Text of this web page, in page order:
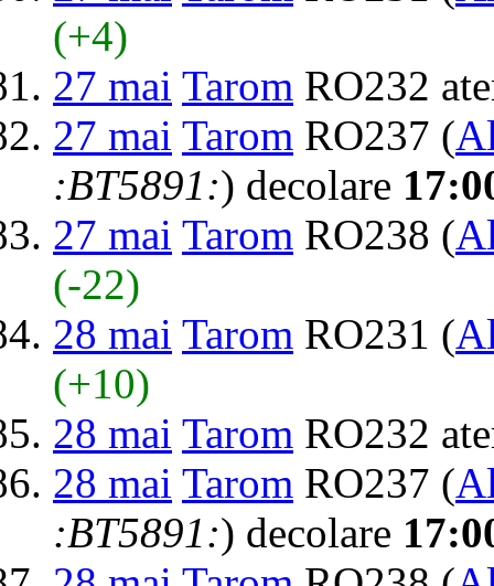
(+4)
27 mai Tarom RO232
27 mai Tarom RO237 (
:BT5891:) decolare
27 mai Tarom RO238 (
(-22)
28 mai Tarom RO231 (
(+10)
28 mai Tarom RO232
28 mai Tarom RO237 (
:BT5891:) decolare